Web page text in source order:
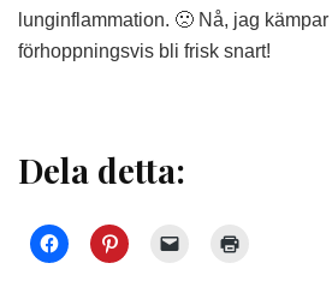
lunginflammation. 🙁 Nå, jag
förhoppningsvis bli frisk snart!
Dela detta: